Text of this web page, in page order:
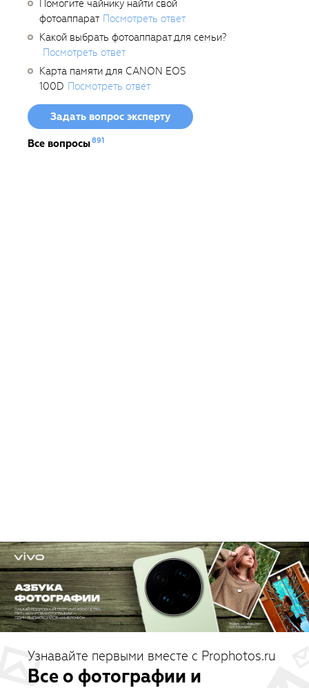
Помогите чайнику найти свой
фотоаппарат Посмотреть ответ
Какой выбрать фотоаппарат для семьи?
Посмотреть ответ
Карта памяти для CANON EOS
100D Посмотреть ответ
Задать вопрос эксперту
Все вопросы891
Узнавайте первыми вместе с Prophotos.ru
Все о фотографии и